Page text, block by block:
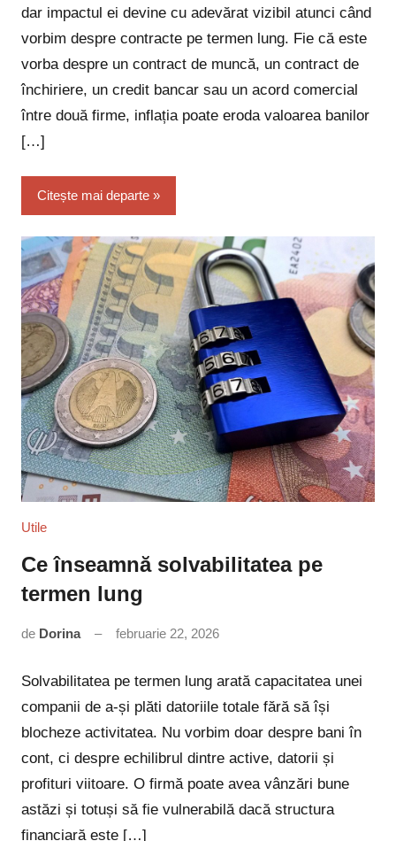
dar impactul ei devine cu adevărat vizibil atunci când
vorbim despre contracte pe termen lung. Fie că este
vorba despre un contract de muncă, un contract de
închiriere, un credit bancar sau un acord comercial
între două firme, inflația poate eroda valoarea banilor
[…]
Citește mai departe
Utile
Ce înseamnă solvabilitatea pe
termen lung
de Dorina februarie 22, 2026
Solvabilitatea pe termen lung arată capacitatea unei
companii de a-și plăti datoriile totale fără să își
blocheze activitatea. Nu vorbim doar despre bani în
cont, ci despre echilibrul dintre active, datorii și
profituri viitoare. O firmă poate avea vânzări bune
astăzi și totuși să fie vulnerabilă dacă structura
financiară este […]